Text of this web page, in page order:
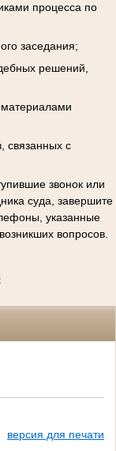
процесса по
заседания;
решений,
связанных с
звонок или
суда, завершите
указанные
вопросов.
версия для печати